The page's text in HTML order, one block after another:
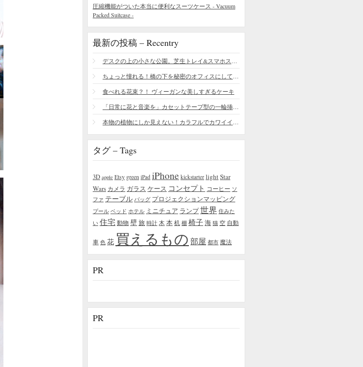
圧縮機能がついた本当に便利なスーツケース - Vacuum
Packed Suitcase -
最新の投稿 – Recentry
食べれる花束？！ ヴィーガンな美しすぎるケーキ
タグ – Tags
3D apple Etsy green iPad iPhone kickstarter lightStar
Wars カメラ ガラス ケース コンセプト コーヒー ソ
ファ テーブル バッグ プロジェクションマッピング
プール ベッド ホテル ミニチュア ランプ世界 住みた
い 住宅 動物 壁旅 時計 木 本机 棚 椅子海 猫 空 自動
車 色 花 買えるもの 部屋 都市 魔法
PR
PR